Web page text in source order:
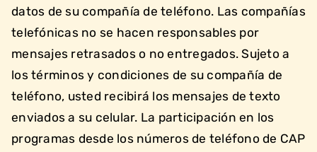
datos de su compañía de teléfono. Las compañías
telefónicas no se hacen responsables por
mensajes retrasados o no entregados. Sujeto a
los términos y condiciones de su compañía de
teléfono, usted recibirá los mensajes de texto
enviados a su celular. La participación en los
programas desde los números de teléfono de CAP